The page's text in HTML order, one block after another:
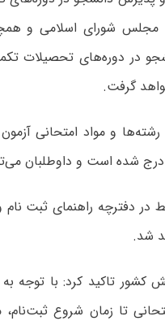
مصوب ۱۸ اسفند ۱۳۹۴ مجلس شورای
در دوره‌های تحصیلات
گرفت.
است و داوطلبان
در دفترچه راهنمای ثبت
تاکید کرد: با توجه به
تا زمان شروع